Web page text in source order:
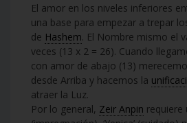
El amor en los niveles inferiores
una base para empezar a trepar
de Hashem. El Nombre mismo el
veces (13 x 2 = 26). Cuando
con amor de abajo (13)
desde Arriba y hacemos la
atraer la Luz.
Por lo general, Zeir Anpin requiere